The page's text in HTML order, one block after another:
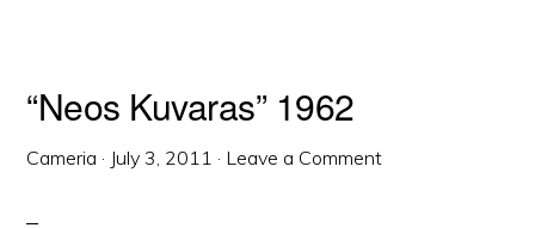
“Neos Kuvaras” 1962
Cameria · July 3, 2011 · Leave a Comment